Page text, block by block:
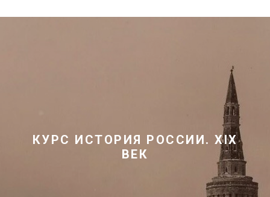
КУРС ИСТОРИЯ РОССИИ. XIX
ВЕК